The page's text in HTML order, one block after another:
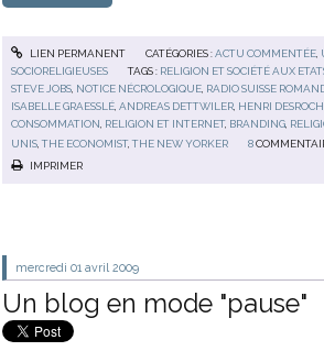
LIEN PERMANENT CATÉGORIES :ACTU COMMENTÉE,
SOCIORELIGIEUSES
TAGS : RELIGION ET SOCIÉTÉ AUX
STEVE JOBS NOTICE NÉCROLOGIQUE RADIO SUISSE
ISABELLE GRAESSLÉ ,ANDREAS DETTWILER HENRI
CONSOMMATION RELIGION ET INTERNET, BRANDING
UNIS,THE ECONOMIST,THE NEW YORKER 8
IMPRIMER
mercredi 01 avril 2009
Un blog en mode "pause"